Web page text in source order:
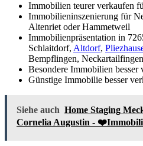
Immobilien teurer verkaufen
Immobilieninszenierung für
Altenriet oder Hammetweil
Immobilienpräsentation in
Schlaitdorf, Altdorf,
Bempflingen,
Besondere Immobilien besser
Günstige Immobilie besser
Siehe auch Home Staging
Cornelia Augustin -